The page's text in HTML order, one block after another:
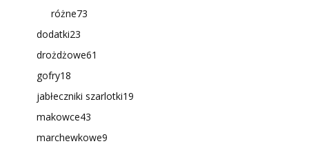
różne73
dodatki23
drożdżowe61
gofry18
jabłeczniki szarlotki19
makowce43
marchewkowe9